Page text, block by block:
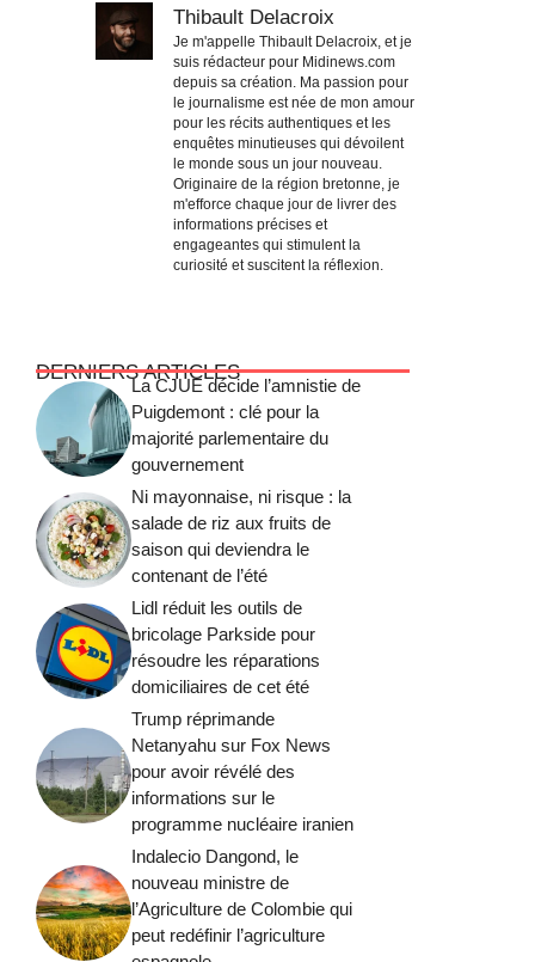
Thibault Delacroix
Je m'appelle Thibault Delacroix, et je
suis rédacteur pour Midinews.com
depuis sa création. Ma passion pour
le journalisme est née de mon amour
pour les récits authentiques et les
enquêtes minutieuses qui dévoilent
le monde sous un jour nouveau.
Originaire de la région bretonne, je
m'efforce chaque jour de livrer des
informations précises et
engageantes qui stimulent la
curiosité et suscitent la réflexion.
DERNIERS ARTICLES
La CJUE décide l’amnistie de
Puigdemont : clé pour la
majorité parlementaire du
gouvernement
Ni mayonnaise, ni risque : la
salade de riz aux fruits de
saison qui deviendra le
contenant de l’été
Lidl réduit les outils de
bricolage Parkside pour
résoudre les réparations
domiciliaires de cet été
Trump réprimande
Netanyahu sur Fox News
pour avoir révélé des
informations sur le
programme nucléaire iranien
Indalecio Dangond, le
nouveau ministre de
l’Agriculture de Colombie qui
peut redéfinir l’agriculture